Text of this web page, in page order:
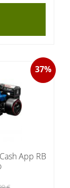
37%
App RB